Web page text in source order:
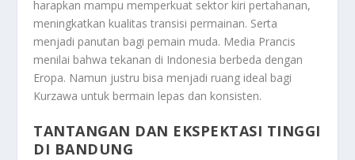
harapkan mampu memperkuat sektor kiri pertahanan,
meningkatkan kualitas transisi permainan. Serta
menjadi panutan bagi pemain muda. Media Prancis
menilai bahwa tekanan di Indonesia berbeda dengan
Eropa. Namun justru bisa menjadi ruang ideal bagi
Kurzawa untuk bermain lepas dan konsisten.
TANTANGAN DAN EKSPEKTASI TINGGI
DI BANDUNG